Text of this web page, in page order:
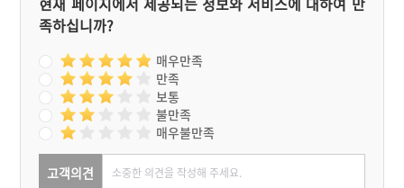
족하십니까?
매우만족
만족
보통
불만족
매우불만족
고객의견